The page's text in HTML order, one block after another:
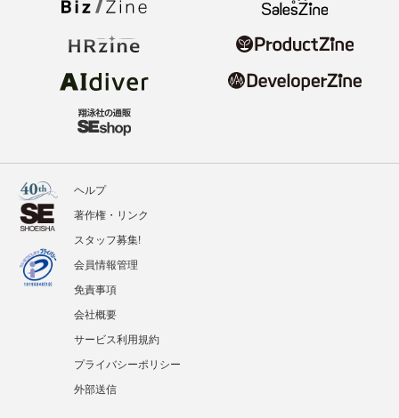
ヘルプ
著作権・リンク
スタッフ募集!
会員情報管理
免責事項
会社概要
サービス利用規約
プライバシーポリシー
外部送信